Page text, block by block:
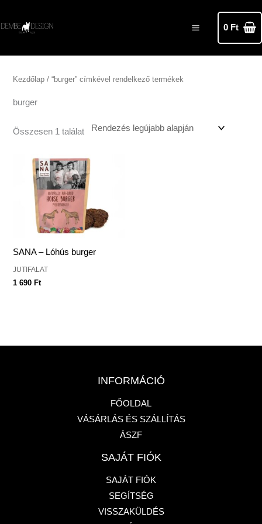
to
MAIN
MENU
0 Ft
Kezdőlap / “burger” címkével rendelkező termékek
burger
Összesen 1 találat
SANA – Lóhús burger
JUTIFALAT
1 690 Ft
INFORMÁCIÓ
FŐOLDAL
VÁSÁRLÁS ÉS SZÁLLÍTÁS
ÁSZF
SAJÁT FIÓK
SAJÁT FIÓK
SEGÍTSÉG
VISSZAKÜLDÉS